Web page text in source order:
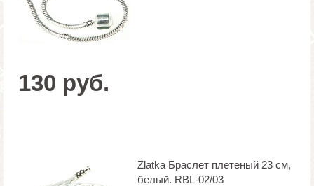
130 руб.
Zlatka Браслет плетеный 23 см,
белый. RBL-02/03